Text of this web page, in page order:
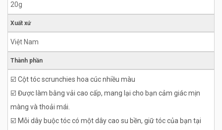
20g
Xuất xứ
Việt Nam
Thành phần
☑️ Cột tóc scrunchies hoa cúc nhiều màu
☑️ Được làm bằng vải cao cấp, mang lại cho bạn cảm giác mịn
màng và thoải mái.
☑️ Mỗi dây buộc tóc có một dây cao su bền, giữ tóc của bạn tại